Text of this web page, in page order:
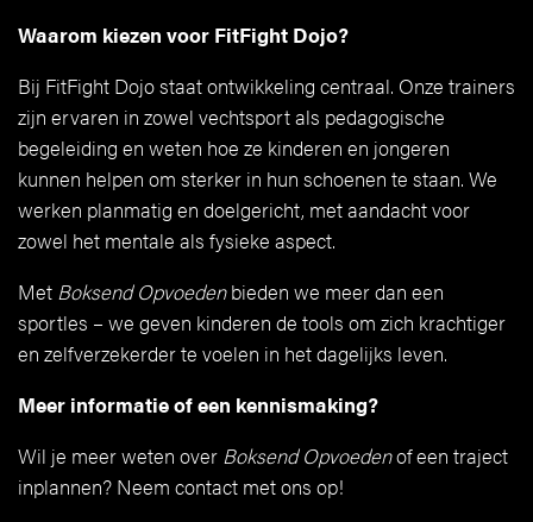
Waarom kiezen voor FitFight Dojo?
Bij FitFight Dojo staat ontwikkeling centraal. Onze trainers
zijn ervaren in zowel vechtsport als pedagogische
begeleiding en weten hoe ze kinderen en jongeren
kunnen helpen om sterker in hun schoenen te staan. We
werken planmatig en doelgericht, met aandacht voor
zowel het mentale als fysieke aspect.
Met Boksend Opvoedenbieden we meer dan een
sportles – we geven kinderen de tools om zich krachtiger
en zelfverzekerder te voelen in het dagelijks leven.
Meer informatie of een kennismaking?
Wil je meer weten over Boksend Opvoedenof een traject
inplannen? Neem contact met ons op!